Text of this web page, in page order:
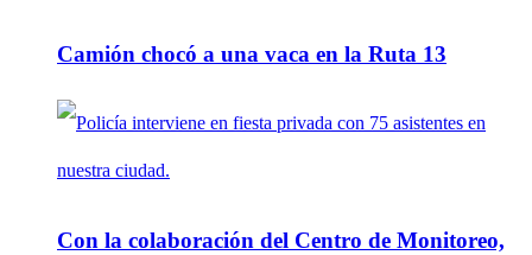
Camión chocó a una vaca en la Ruta 13
Con la colaboración del Centro de Monitoreo,